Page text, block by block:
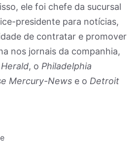
ele foi chefe da sucursal
presidente para notícias,
de contratar e promover
nos jornais da companhia,
, o Philadelphia
Mercury-News e o Detroit